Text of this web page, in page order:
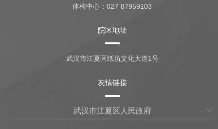
体检中心：027-87959103
院区地址
武汉市江夏区纸坊文化大道1号
友情链接
武汉市江夏区人民政府